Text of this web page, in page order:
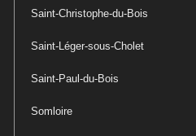
Saint-Christophe-du-Bois
Saint-Léger-sous-Cholet
Saint-Paul-du-Bois
Somloire